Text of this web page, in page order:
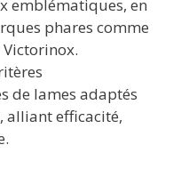
emblématiques, en
phares comme
de lames adaptés
alliant efficacité,